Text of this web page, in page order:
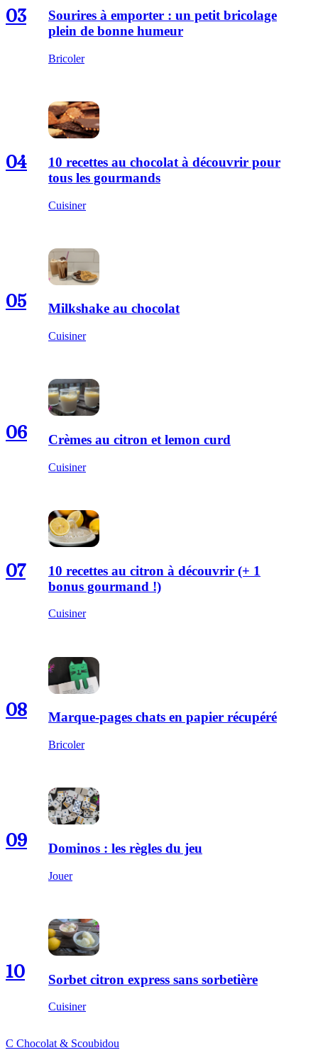
03
Sourires à emporter : un petit bricolage
plein de bonne humeur
Bricoler
04
10 recettes au chocolat à découvrir pour
tous les gourmands
Cuisiner
05 Milkshake au chocolat
Cuisiner
06 Crèmes au citron et lemon curd
Cuisiner
07
10 recettes au citron à découvrir (+ 1
bonus gourmand !)
Cuisiner
08 Marque-pages chats en papier récupéré
Bricoler
09 Dominos : les règles du jeu
Jouer
10 Sorbet citron express sans sorbetière
Cuisiner
C Chocolat & Scoubidou